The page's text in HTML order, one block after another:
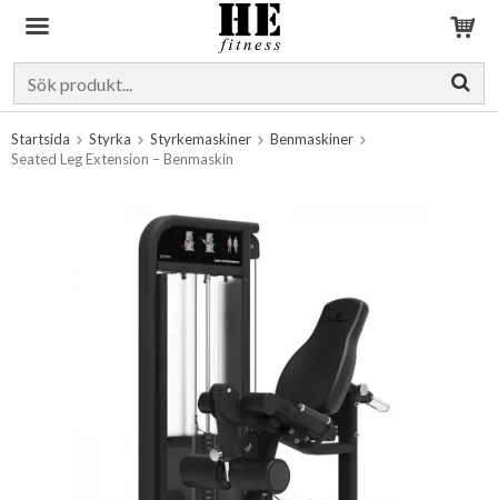
Startsida Styrka Styrkemaskiner
Benmaskiner
Seated Leg Extension – Benmaskin